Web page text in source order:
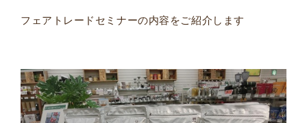
フェアトレードセミナーの内容をご紹介します